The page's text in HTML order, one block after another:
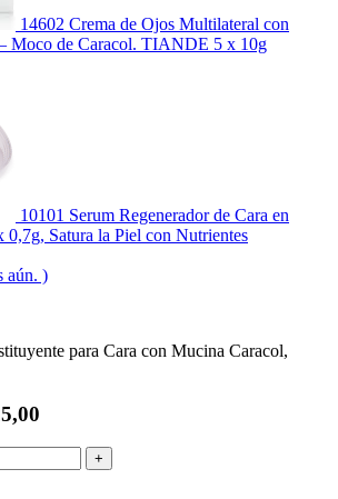
14602 Crema de Ojos Multilateral con
Moco de Caracol. TIANDE 5 x 10g
10101 Serum Regenerador de Cara en
0,7g, Satura la Piel con Nutrientes
aún. )
para Cara con Mucina Caracol,
+